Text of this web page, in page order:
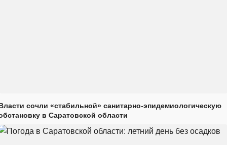
сочли «стабильной» санитарно-эпидемиологическую
в Саратовской области